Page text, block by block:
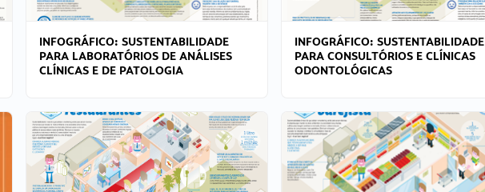
INFOGRÁFICO: SUSTENTABILIDADE
PARA LABORATÓRIOS DE ANÁLISES
CLÍNICAS E DE PATOLOGIA
INFOGRÁFICO: SUSTENTABILIDADE
PARA CONSULTÓRIOS E CLÍNICAS
ODONTOLÓGICAS